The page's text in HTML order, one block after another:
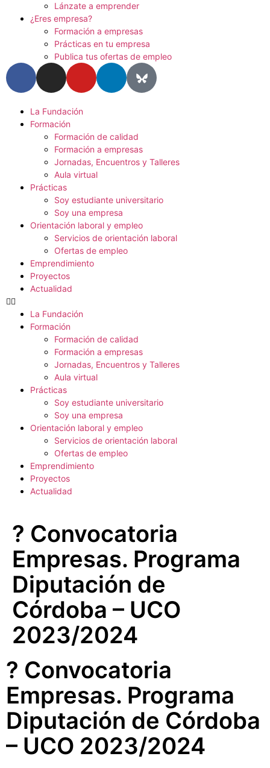
Lánzate a emprender
¿Eres empresa?
Formación a empresas
Prácticas en tu empresa
Publica tus ofertas de empleo
La Fundación
Formación
Formación de calidad
Formación a empresas
Jornadas, Encuentros y Talleres
Aula virtual
Prácticas
Soy estudiante universitario
Soy una empresa
Orientación laboral y empleo
Servicios de orientación laboral
Ofertas de empleo
Emprendimiento
Proyectos
Actualidad
La Fundación
Formación
Formación de calidad
Formación a empresas
Jornadas, Encuentros y Talleres
Aula virtual
Prácticas
Soy estudiante universitario
Soy una empresa
Orientación laboral y empleo
Servicios de orientación laboral
Ofertas de empleo
Emprendimiento
Proyectos
Actualidad
? Convocatoria
Empresas. Programa
Diputación de
Córdoba – UCO
2023/2024
? Convocatoria
Empresas. Programa
Diputación de Córdoba
– UCO 2023/2024